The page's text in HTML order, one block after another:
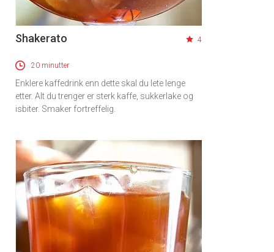
Shakerato 4
20 minutter
Enklere kaffedrink enn dette skal du lete lenge
etter. Alt du trenger er sterk kaffe, sukkerlake og
isbiter. Smaker fortreffelig.